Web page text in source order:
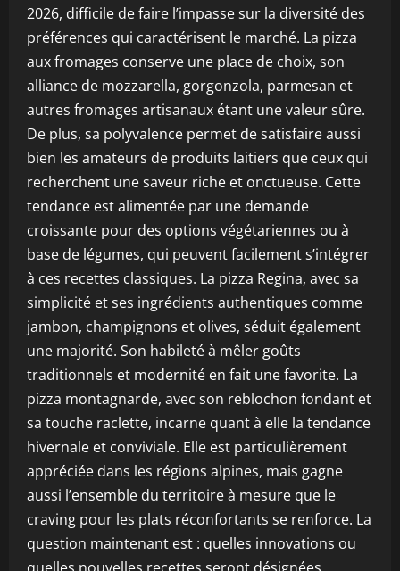
2026, difficile de faire l’impasse sur la diversité des
préférences qui caractérisent le marché. La pizza
aux fromages conserve une place de choix, son
alliance de mozzarella, gorgonzola, parmesan et
autres fromages artisanaux étant une valeur sûre.
De plus, sa polyvalence permet de satisfaire aussi
bien les amateurs de produits laitiers que ceux qui
recherchent une saveur riche et onctueuse. Cette
tendance est alimentée par une demande
croissante pour des options végétariennes ou à
base de légumes, qui peuvent facilement s’intégrer
à ces recettes classiques. La pizza Regina, avec sa
simplicité et ses ingrédients authentiques comme
jambon, champignons et olives, séduit également
une majorité. Son habileté à mêler goûts
traditionnels et modernité en fait une favorite. La
pizza montagnarde, avec son reblochon fondant et
sa touche raclette, incarne quant à elle la tendance
hivernale et conviviale. Elle est particulièrement
appréciée dans les régions alpines, mais gagne
aussi l’ensemble du territoire à mesure que le
craving pour les plats réconfortants se renforce. La
question maintenant est : quelles innovations ou